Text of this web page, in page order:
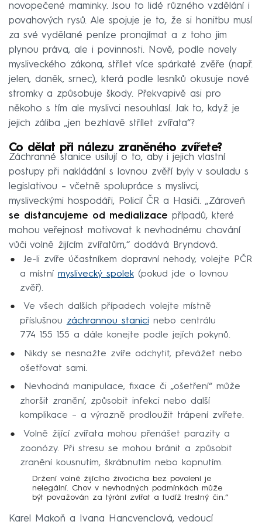
novopečené maminky. Jsou to lidé různého vzdělání i
povahových rysů. Ale spojuje je to, že si honitbu musí
za své vydělané peníze pronajímat a z toho jim
plynou práva, ale i povinnosti. Nově, podle novely
mysliveckého zákona, střílet více spárkaté zvěře (např.
jelen, daněk, srnec), která podle lesníků okusuje nové
stromky a způsobuje škody. Překvapivě asi pro
někoho s tím ale myslivci nesouhlasí. Jak to, když je
jejich záliba „jen bezhlavě střílet zvířata“?
Co dělat při nálezu zraněného zvířete?
Záchranné stanice usilují o to, aby i jejich vlastní
postupy při nakládání s lovnou zvěří byly v souladu s
legislativou – včetně spolupráce s myslivci,
mysliveckými hospodáři, Policií ČR a Hasiči. „Zároveň
se distancujeme od medializace případů, které
mohou veřejnost motivovat k nevhodnému chování
vůči volně žijícím zvířatům,“ dodává Bryndová.
Je-li zvíře účastníkem dopravní nehody, volejte PČR
a místní myslivecký spolek(pokud jde o lovnou
zvěř).
Ve všech dalších případech volejte místně
příslušnou záchrannou stanici nebo centrálu
774 155 155 a dále konejte podle jejích pokynů.
Nikdy se nesnažte zvíře odchytit, převážet nebo
ošetřovat sami.
Nevhodná manipulace, fixace či „ošetření“ může
zhoršit zranění, způsobit infekci nebo další
komplikace – a výrazně prodloužit trápení zvířete.
Volně žijící zvířata mohou přenášet parazity a
zoonózy. Při stresu se mohou bránit a způsobit
zranění kousnutím, škrábnutím nebo kopnutím.
Držení volně žijícího živočicha bez povolení je
nelegální. Chov v nevhodných podmínkách může
být považován za týrání zvířat a tudíž trestný čin.“
Karel Makoň a Ivana Hancvenclová, vedoucí